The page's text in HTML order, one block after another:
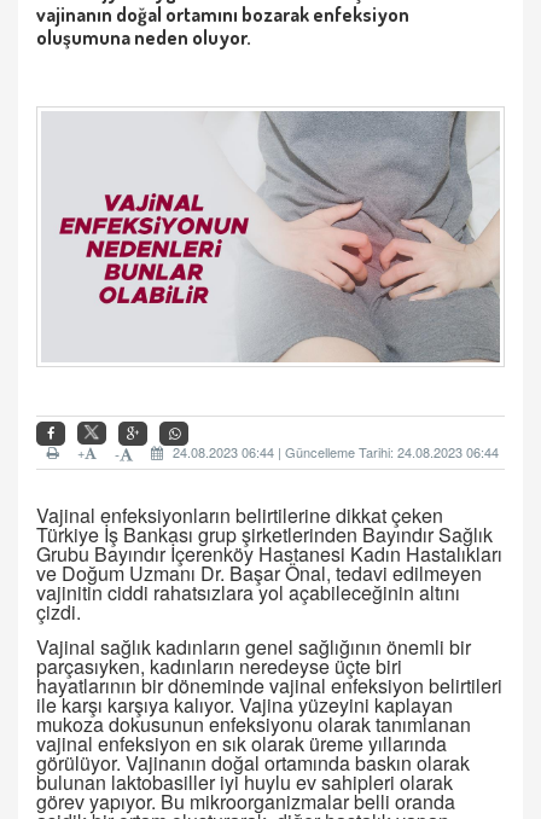
vajinanın doğal ortamını bozarak enfeksiyon
oluşumuna neden oluyor.
24.08.2023 06:44 | Güncelleme Tarihi: 24.08.2023 06:44
-
+
Vajinal enfeksiyonların belirtilerine dikkat çeken
Türkiye İş Bankası grup şirketlerinden Bayındır Sağlık
Grubu Bayındır İçerenköy Hastanesi Kadın Hastalıkları
ve Doğum Uzmanı Dr. Başar Önal, tedavi edilmeyen
vajinitin ciddi rahatsızlara yol açabileceğinin altını
çizdi.
Vajinal sağlık kadınların genel sağlığının önemli bir
parçasıyken, kadınların neredeyse üçte biri
hayatlarının bir döneminde vajinal enfeksiyon belirtileri
ile karşı karşıya kalıyor. Vajina yüzeyini kaplayan
mukoza dokusunun enfeksiyonu olarak tanımlanan
vajinal enfeksiyon en sık olarak üreme yıllarında
görülüyor. Vajinanın doğal ortamında baskın olarak
bulunan laktobasiller iyi huylu ev sahipleri olarak
görev yapıyor. Bu mikroorganizmalar belli oranda